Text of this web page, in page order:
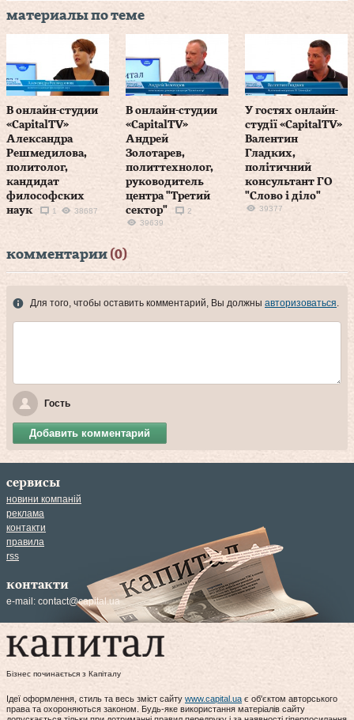
материалы по теме
В онлайн-студии
«CapitalTV»
Александра
Решмедилова,
политолог,
кандидат
философских
наук
1 38687
В онлайн-студии
«CapitalTV»
Андрей
Золотарев,
политтехнолог,
руководитель
центра "Третий
сектор"
2
39639
У гостях онлайн-
студії «CapitalTV»
Валентин
Гладких,
політичний
консультант ГО
"Слово і діло"
39377
комментарии (0)
Для того, чтобы оставить комментарий, Вы должны авторизоваться
Гость
Добавить комментарий
сервисы
новини компаній
реклама
контакти
правила
rss
контакти
e-mail: contact@capital.ua
Бізнес починається з Капіталу
Ідеї оформлення, стиль та весь зміст сайту www.capital.ua є об'єктом авторського
права та охороняються законом. Будь-яке використання матеріалів сайту